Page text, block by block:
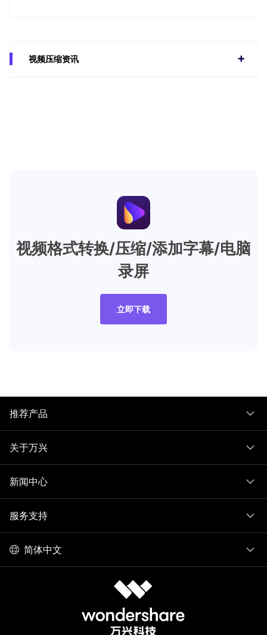
视频压缩资讯
视频格式转换/压缩/添加字幕/电脑
录屏
立即下载
推荐产品
关于万兴
新闻中心
服务支持
简体中文